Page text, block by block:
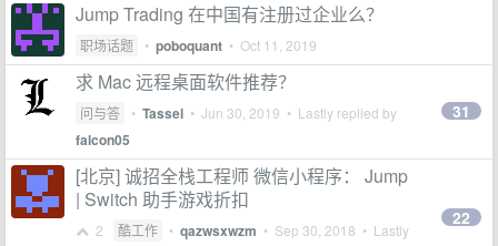
Jump Trading 在中国有注册过企业么？
职场话题 • poboquant • Oct 11, 2019
求 Mac 远程桌面软件推荐？
问与答 • Tassel • Jun 30, 2019 • Lastly replied by
falcon05
31
[北京] 诚招全栈工程师 微信小程序： Jump
| Switch 助手游戏折扣
2 酷工作 • qazwsxwzm • Sep 30, 2018 • Lastly
22